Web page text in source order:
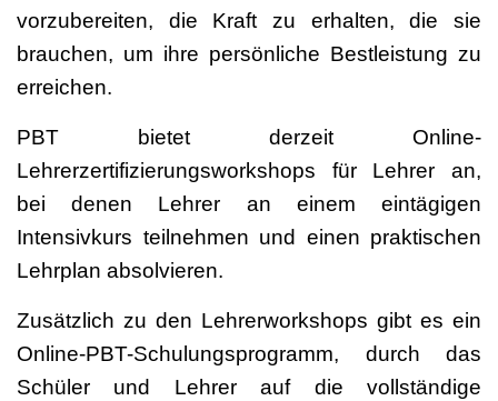
vorzubereiten, die Kraft zu erhalten, die sie
brauchen, um ihre persönliche Bestleistung zu
erreichen.
PBT bietet derzeit Online-
Lehrerzertifizierungsworkshops für Lehrer an,
bei denen Lehrer an einem eintägigen
Intensivkurs teilnehmen und einen praktischen
Lehrplan absolvieren.
Zusätzlich zu den Lehrerworkshops gibt es ein
Online-PBT-Schulungsprogramm, durch das
Schüler und Lehrer auf die vollständige